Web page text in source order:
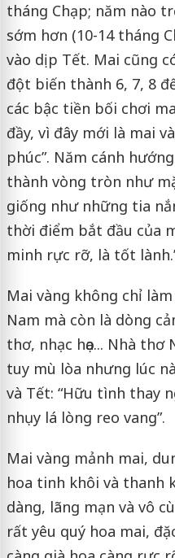
tháng Chạp; năm nào
sớm hơn (10-14 tháng
vào dịp Tết. Mai cũng
đột biến thành 6, 7, 8
các bậc tiền bối chơi
đầy, vì đây mới là mai
phúc”. Năm cánh
thành vòng tròn như
giống như những tia
thời điểm bắt đầu của
minh rực rỡ, là tốt
Mai vàng không chỉ
Nam mà còn là dòng
thơ, nhạc họa... Nhà
tuy mù lòa nhưng lúc
và Tết: “Hữu tình thay
nhụy lá lòng reo vang”.
Mai vàng mảnh mai,
hoa tinh khôi và thanh
dàng, lãng mạn và vô
rất yêu quý hoa mai,